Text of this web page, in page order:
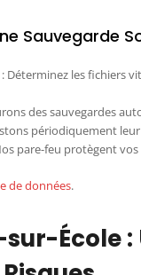
Sauvegarde
: Déterminez les fichiers
des sauvegardes
périodiquement
pare-feu protègent
de données.
École :